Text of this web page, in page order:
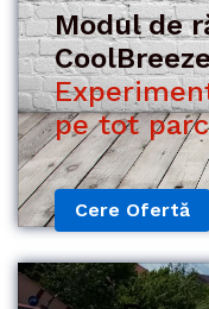
Modul de
Cere Ofertă